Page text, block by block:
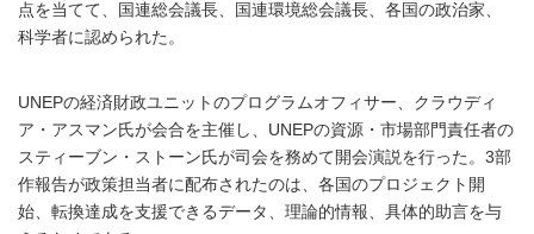
点を当てて、国連総会議長、国連環境総会議長、各国の政治家、
科学者に認められた。
UNEPの経済財政ユニットのプログラムオフィサー、クラウディ
ア・アスマン氏が会合を主催し、UNEPの資源・市場部門責任者の
スティーブン・ストーン氏が司会を務めて開会演説を行った。3部
作報告が政策担当者に配布されたのは、各国のプロジェクト開
始、転換達成を支援できるデータ、理論的情報、具体的助言を与